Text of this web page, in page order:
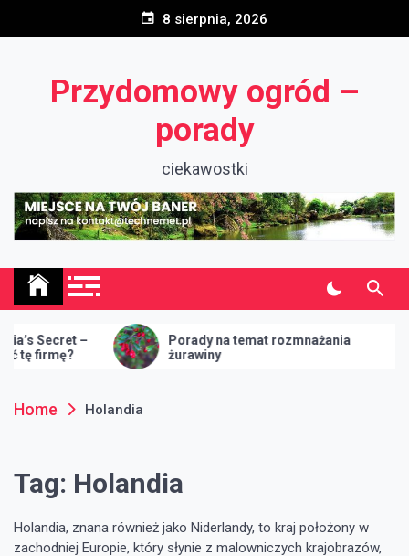
8 sierpnia, 2026
Przydomowy ogród –
porady
ciekawostki
–
Porady na temat rozmnażania
żurawiny
Home Holandia
Tag: Holandia
Holandia, znana również jako Niderlandy, to kraj położony w
zachodniej Europie, który słynie z malowniczych krajobrazów,